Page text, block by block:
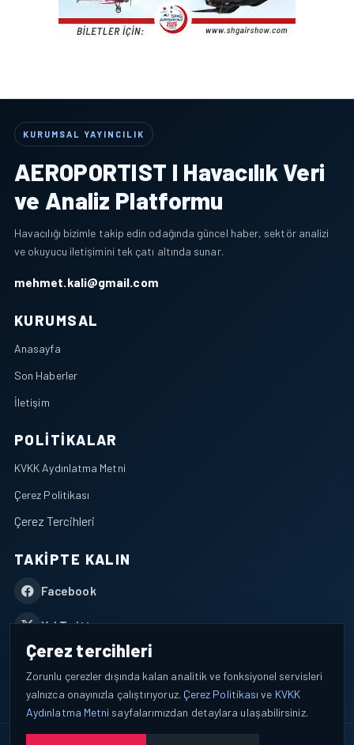
KURUMSAL YAYINCILIK
AEROPORTIST I Havacılık Veri
ve Analiz Platformu
Havacılığı bizimle takip edin odağında güncel haber, sektör analizi
ve okuyucu iletişimini tek çatı altında sunar.
mehmet.kali@gmail.com
KURUMSAL
Anasayfa
Son Haberler
İletişim
POLITIKALAR
KVKK Aydınlatma Metni
Çerez Politikası
Çerez Tercihleri
TAKIPTE KALIN
Facebook
X / Twitter
YouTube
WhatsApp
Çerez tercihleri
Zorunlu çerezler dışında kalan analitik ve fonksiyonel servisleri
yalnızca onayınızla çalıştırıyoruz. Çerez Politikası ve KVKK
Aydınlatma Metni sayfalarımızdan detaylara ulaşabilirsiniz.